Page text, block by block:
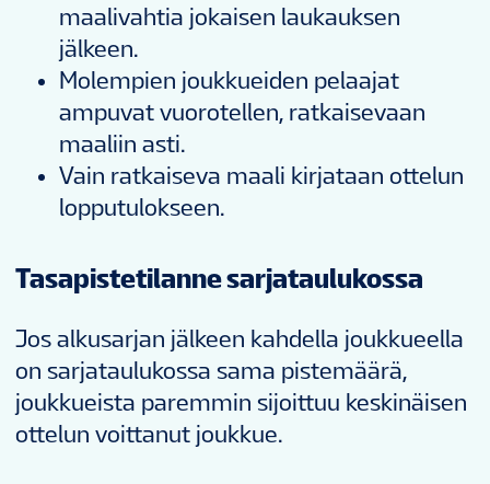
maalivahtia jokaisen laukauksen
jälkeen.
Molempien joukkueiden pelaajat
ampuvat vuorotellen, ratkaisevaan
maaliin asti.
Vain ratkaiseva maali kirjataan ottelun
lopputulokseen.
Tasapistetilanne sarjataulukossa
Jos alkusarjan jälkeen kahdella joukkueella
on sarjataulukossa sama pistemäärä,
joukkueista paremmin sijoittuu keskinäisen
ottelun voittanut joukkue.